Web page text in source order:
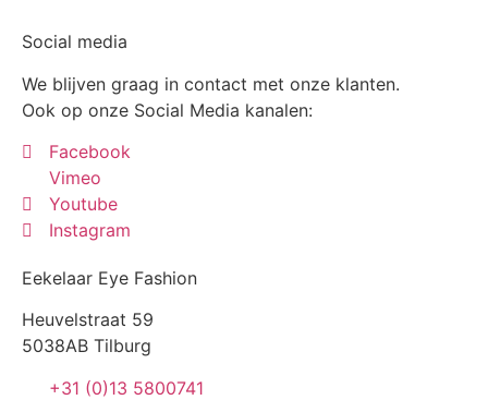
Social media
We blijven graag in contact met onze klanten.
Ook op onze Social Media kanalen:
Facebook
Vimeo
Youtube
Instagram
Eekelaar Eye Fashion
Heuvelstraat 59
5038AB Tilburg
+31 (0)13 5800741